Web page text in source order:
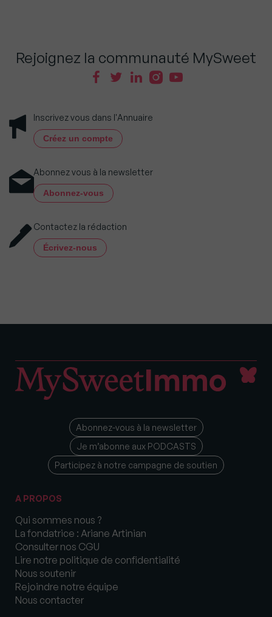
Rejoignez la communauté MySweet
Inscrivez vous dans l'Annuaire
Créez un compte
Abonnez vous à la newsletter
Abonnez-vous
Contactez la rédaction
Écrivez-nous
Abonnez-vous à la newsletter
Je m’abonne aux PODCASTS
Participez à notre campagne de soutien
A PROPOS
Qui sommes nous ?
La fondatrice : Ariane Artinian
Consulter nos CGU
Lire notre politique de confidentialité
Nous soutenir
Rejoindre notre équipe
Nous contacter